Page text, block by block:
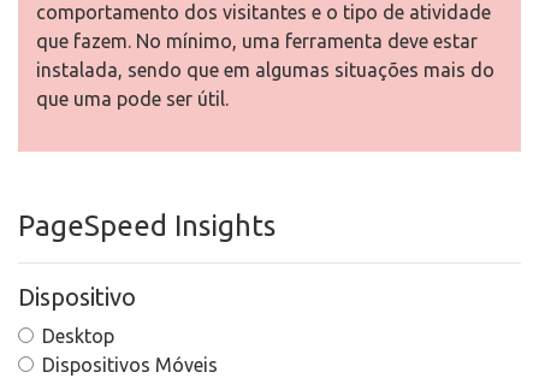
comportamento dos visitantes e o tipo de atividade
que fazem. No mínimo, uma ferramenta deve estar
instalada, sendo que em algumas situações mais do
que uma pode ser útil.
PageSpeed Insights
Dispositivo
Desktop
Dispositivos Móveis